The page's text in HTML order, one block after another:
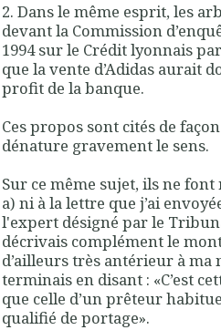
2. Dans le même esprit, les
devant la Commission
1994 sur le Crédit lyonnais
que la vente d’Adidas aurait
profit de la banque.
Ces propos sont cités de
dénature gravement le sens.
Sur ce même sujet, ils ne font
a) ni à la lettre que j’ai
l'expert désigné par le
décrivais complément le
d’ailleurs très antérieur à ma
terminais en disant : «C’est
que celle d’un prêteur
qualifié de portage».